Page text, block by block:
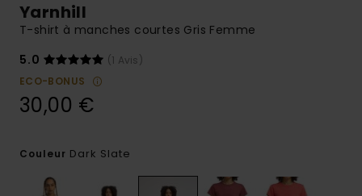
Yarnhill
T-shirt à manches courtes Gris Femme
5.0
(1 Avis)
ECO-BONUS
30,00 €
Couleur Dark Slate